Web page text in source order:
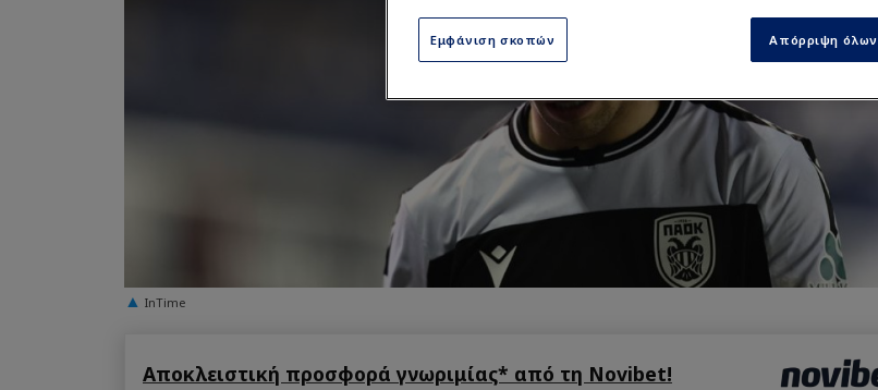
InTime
Αποκλειστική προσφορά γνωριμίας* από τη Novibet!
Εμφάνιση σκοπών Απόρριψη όλων